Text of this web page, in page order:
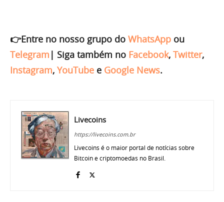
👉Entre no nosso grupo do WhatsApp ou
Telegram | Siga também no Facebook, Twitter,
Instagram, YouTube e Google News.
Livecoins
https://livecoins.com.br
Livecoins é o maior portal de notícias sobre
Bitcoin e criptomoedas no Brasil.